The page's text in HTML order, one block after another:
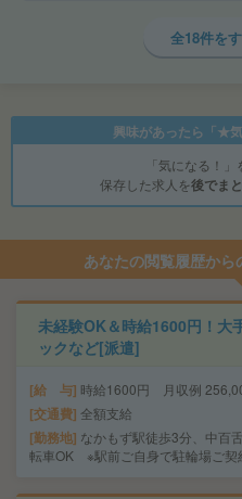
全18件を
興味があったら「★
「気になる！」
保存した求人を後でま
あなたの閲覧履歴か
未経験OK＆時給1600円！大
ックなど[派遣]
給 与 時給1600円 月収例
交通費 全額支給
勤務地 なかもず駅徒歩3分、中百
転車OK ※駅前ご自身で駐輪場ご契